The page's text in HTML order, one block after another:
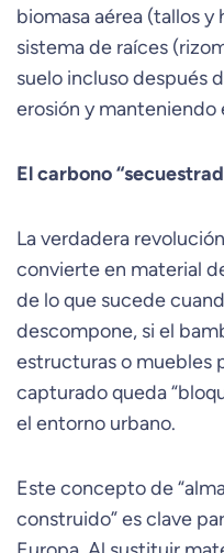
biomasa aérea (tallos
sistema de raíces
suelo incluso después
erosión y manteniendo
El carbono
La verdadera
convierte en material
de lo que sucede
descompone, si el
estructuras o muebles
capturado queda
el entorno urbano.
Este concepto de
construido” es clave